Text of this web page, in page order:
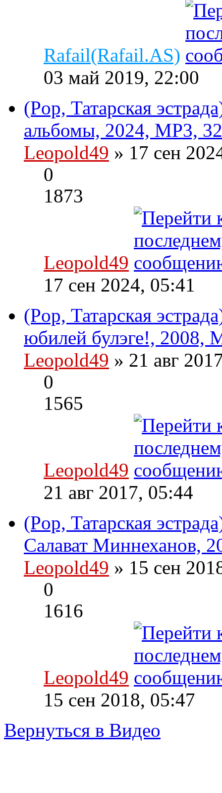
Rafail(Rafail.AS)
03 май 2019, 22:00
(Pop, Татарская
альбомы, 2024, MP3,
Leopold49 » 17 сен
0
1873
Leopold49
17 сен 2024, 05:41
(Pop, Татарская
юбилей булэге!, 2008,
Leopold49 » 21 авг
0
1565
Leopold49
21 авг 2017, 05:44
(Pop, Татарская
Салават Миннеханов,
Leopold49 » 15 сен
0
1616
Leopold49
15 сен 2018, 05:47
Вернуться в Видео